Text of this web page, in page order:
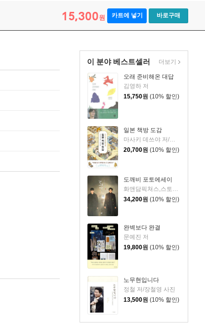
15,300원 카트에 넣기 바로구매
이 분야 베스트셀러
오래 준비해온 대답
김영하 저
15,750원 (10% 할인)
일본 책방 도감
마사키 데쓰야 저/백운숙 역
20,700원 (10% 할인)
도깨비 포토에세이
화앤담픽쳐스,스토리컬쳐 공저
34,200원 (10% 할인)
완벽보다 완결
문예진 저
19,800원 (10% 할인)
노무현입니다
정철 저/장철영 사진
13,500원 (10% 할인)
더보기